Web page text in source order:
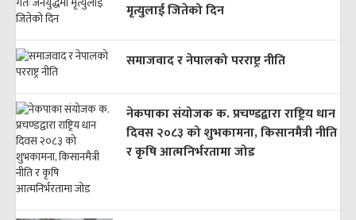
मृत्युलाई जितेको दिन
समाजवाद र नेपालको परराष्ट्र नीति
नेकपाका संयोजक क. प्रचण्डद्वारा राष्ट्रिय धान
दिवस २०८३ को शुभकामना, किसानमैत्री नीति
र कृषि आत्मनिर्भरतामा जोड